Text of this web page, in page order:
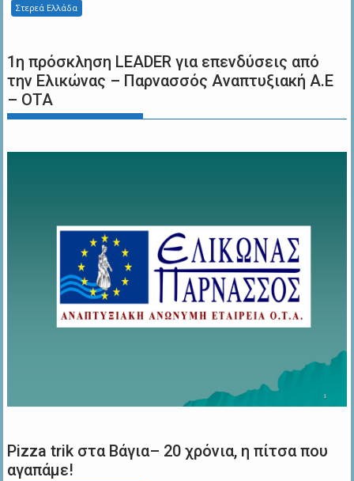
Στερεά Ελλάδα
1η πρόσκληση LEADER για επενδύσεις από
την Ελικώνας – Παρνασσός Αναπτυξιακή Α.Ε
– ΟΤΑ
Pizza trik στα Βάγια– 20 χρόνια, η πίτσα που
αγαπάμε!